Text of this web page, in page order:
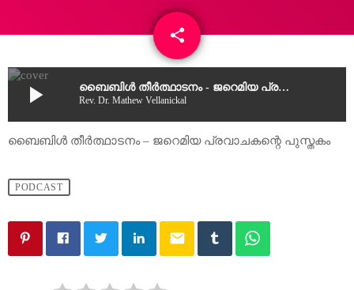
share
email
play_arrow ബൈബിൾ തീർത്ഥാടനം - ജറെമിയ പ്രവാചകന്റെ പുസ്തകം
Rev. Dr. Mathew Vellanickal
ബൈബിൾ തീർത്ഥാടനം – ജറെമിയ പ്രവാചകന്റെ പുസ്തകം
PODCAST
email